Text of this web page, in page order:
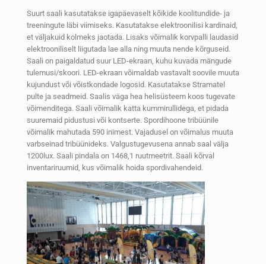
Suurt saali kasutatakse igapäevaselt kõikide koolitundide- ja
treeningute läbi viimiseks. Kasutatakse elektroonilisi kardinaid,
et väljakuid kolmeks jaotada. Lisaks võimalik korvpalli laudasid
elektrooniliselt liigutada lae alla ning muuta nende kõrguseid.
Saali on paigaldatud suur LED-ekraan, kuhu kuvada mängude
tulemusi/skoori. LED-ekraan võimaldab vastavalt soovile muuta
kujundust või võistkondade logosid. Kasutatakse Stramatel
pulte ja seadmeid. Saalis väga hea helisüsteem koos tugevate
võimenditega. Saali võimalik katta kummirullidega, et pidada
suuremaid pidustusi või kontserte. Spordihoone tribüünile
võimalik mahutada 590 inimest. Vajadusel on võimalus muuta
varbseinad tribüünideks. Valgustugevusena annab saal välja
1200lux. Saali pindala on 1468,1 ruutmeetrit. Saali kõrval
inventariruumid, kus võimalik hoida spordivahendeid.